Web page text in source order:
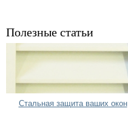
Полезные статьи
Стальная защита ваших окон